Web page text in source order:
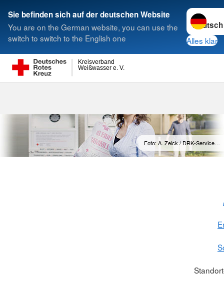
Sie befinden sich auf der deutschen Website
You are on the German website, you can use the
switch to switch to the English one
Sprache
Alles klar
Weißwasser e. V.
Kreisverband
Suche
Foto: A. Zelck / DRK-Service…